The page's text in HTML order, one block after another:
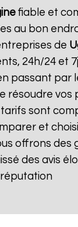
fiable et
au bon
de
24h/24 et
passant par
sont
et
offrons des
des avis
réputation